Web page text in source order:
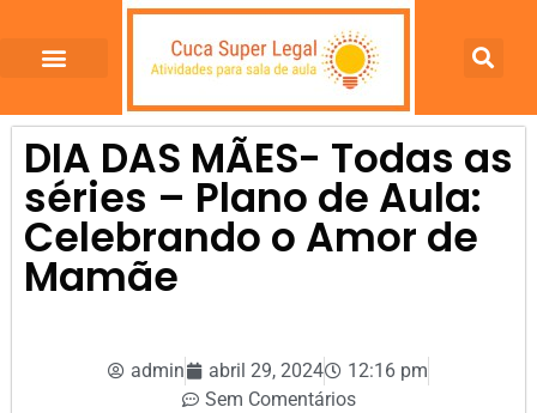
DIA DAS MÃES- Todas as
séries – Plano de Aula:
Celebrando o Amor de
Mamãe
admin abril 29, 2024
12:16 pm
Sem Comentários